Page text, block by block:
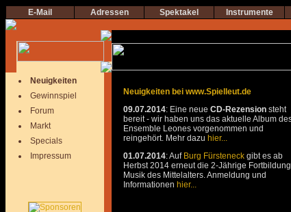
E-Mail Adressen Spektakel Instrumente
Neuigkeiten
Gewinnspiel
Forum
Markt
Specials
Impressum
Neuigkeiten bei www.Spielleut.de
09.07.2014: Eine neue CD-Rezension steht
bereit - wir haben uns das aktuelle Album
Ensemble Leones vorgenommen und
reingehört. Mehr dazu hier...
01.07.2014: Auf Burg Fürsteneck gibt es ab
Herbst 2014 erneut die 2-Jährige
Musik des Mittelalters. Anmeldung und
Informationen hier...